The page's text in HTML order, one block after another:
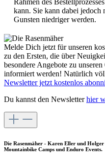
Rahmen des
kann. Sie kann dabei jedoch
Gunsten niedriger werden.
Melde Dich jetzt für unseren
zu den Ersten, die über
besondere Angebote zu
informiert werden! Natürlich
Newsletter jetzt kostenlos
Du kannst den Newsletterhier
Die Rasenmäher - Karen Eller und
Mountainbike Camps und Enduro Events.